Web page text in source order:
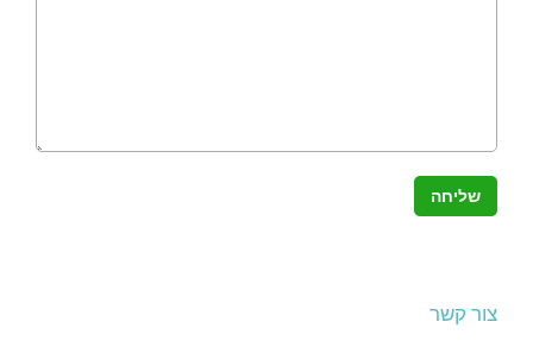
צור קשר